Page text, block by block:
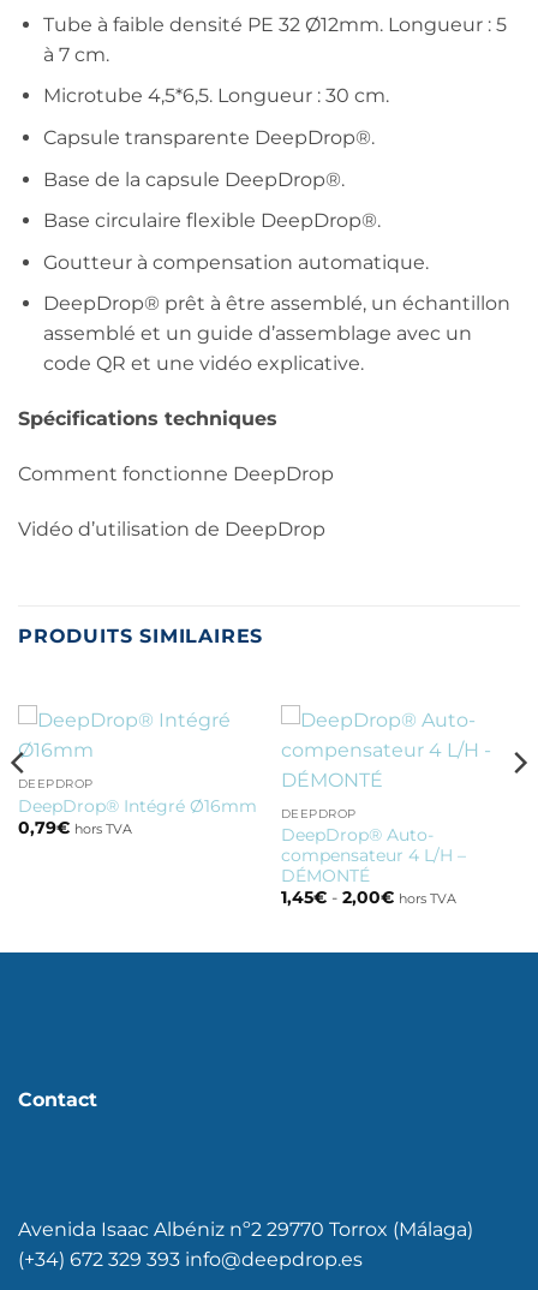
Tube à faible densité PE 32 Ø12mm. Longueur : 5
à 7 cm.
Microtube 4,5*6,5. Longueur : 30 cm.
Capsule transparente DeepDrop®.
Base de la capsule DeepDrop®.
Base circulaire flexible DeepDrop®.
Goutteur à compensation automatique.
DeepDrop® prêt à être assemblé, un échantillon
assemblé et un guide d’assemblage avec un
code QR et une vidéo explicative.
Spécifications techniques
Comment fonctionne DeepDrop
Vidéo d’utilisation de DeepDrop
PRODUITS SIMILAIRES
DEEPDROP
DeepDrop® Intégré Ø16mm
0,79€ hors TVA
DEEPDROP
DeepDrop® Auto-
compensateur 4 L/H –
DÉMONTÉ
1,45€- 2,00€ hors TVA
Contact
Avenida Isaac Albéniz nº2 29770 Torrox (Málaga)
(+34) 672 329 393 info@deepdrop.es